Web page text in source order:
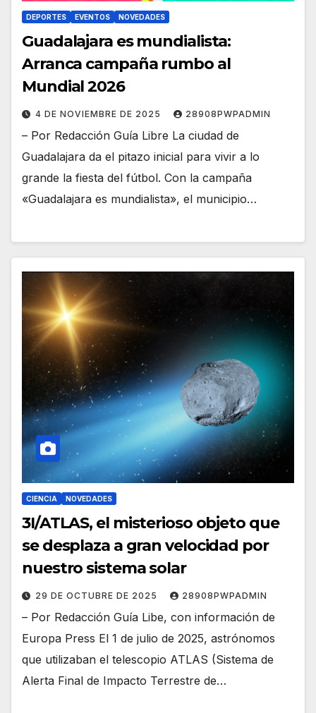
DEPORTES EVENTOS NOVEDADES
Guadalajara es mundialista:
Arranca campaña rumbo al
Mundial 2026
4 DE NOVIEMBRE DE 2025 28908PWPADMIN
– Por Redacción Guía Libre La ciudad de
Guadalajara da el pitazo inicial para vivir a lo
grande la fiesta del fútbol. Con la campaña
«Guadalajara es mundialista», el municipio…
CIENCIA NOVEDADES
3I/ATLAS, el misterioso objeto que
se desplaza a gran velocidad por
nuestro sistema solar
29 DE OCTUBRE DE 2025 28908PWPADMIN
– Por Redacción Guía Libe, con información de
Europa Press El 1 de julio de 2025, astrónomos
que utilizaban el telescopio ATLAS (Sistema de
Alerta Final de Impacto Terrestre de…